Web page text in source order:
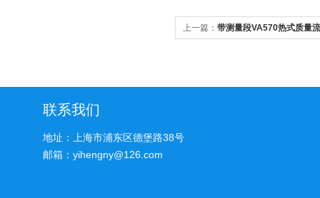
上一篇： 带测量段VA570热式质量
联系我们
地址：上海市浦东区德堡路38号
邮箱：yihengny@126.com